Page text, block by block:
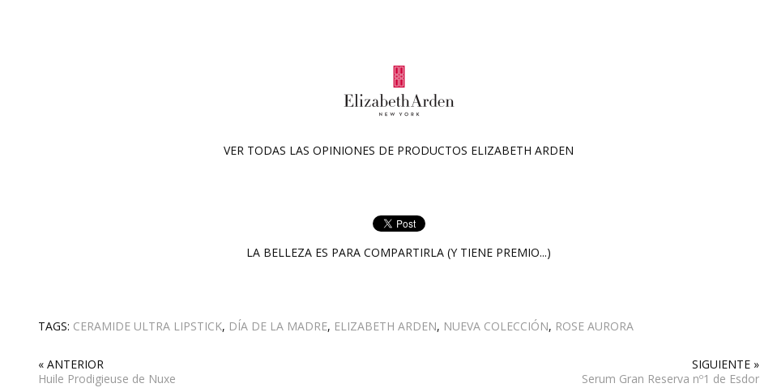
VER TODAS LAS OPINIONES DE PRODUCTOS ELIZABETH ARDEN
LA BELLEZA ES PARA COMPARTIRLA (Y TIENE PREMIO...)
TAGS: CERAMIDE ULTRA LIPSTICK, DÍA DE LA MADRE, ELIZABETH ARDEN, NUEVA COLECCIÓN, ROSE AURORA
« ANTERIOR
Huile Prodigieuse de Nuxe
SIGUIENTE »
Serum Gran Reserva nº1 de Esdor